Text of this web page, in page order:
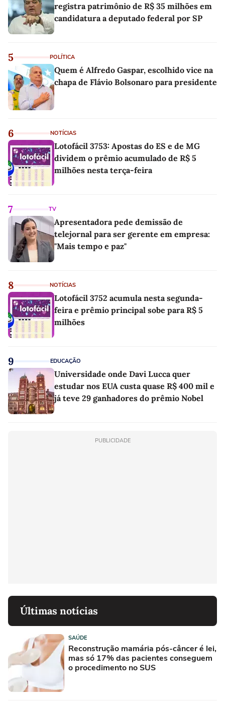
registra patrimônio de R$ 35 milhões em
candidatura a deputado federal por SP
5 POLÍTICA
Quem é Alfredo Gaspar, escolhido vice na
chapa de Flávio Bolsonaro para presidente
6 NOTÍCIAS
Lotofácil 3753: Apostas do ES e de MG
dividem o prêmio acumulado de R$ 5
milhões nesta terça-feira
7 TV
Apresentadora pede demissão de
telejornal para ser gerente em empresa:
"Mais tempo e paz"
8 NOTÍCIAS
Lotofácil 3752 acumula nesta segunda-
feira e prêmio principal sobe para R$ 5
milhões
9 EDUCAÇÃO
Universidade onde Davi Lucca quer
estudar nos EUA custa quase R$ 400 mil e
já teve 29 ganhadores do prêmio Nobel
PUBLICIDADE
Últimas notícias
SAÚDE
Reconstrução mamária pós-câncer é lei,
mas só 17% das pacientes conseguem
o procedimento no SUS